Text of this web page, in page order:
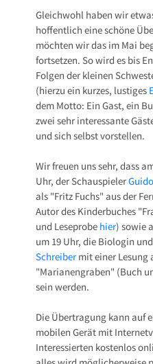
Gleichwohl haben wir
hoffentlich eine schöne
möchten wir das im Mai
fortsetzen. So wird es bis
Folgen der kleinen
(hierzu ein kurzes, lustiges
dem Motto: Ein Gast, ein
zwei sehr interessante
und sich selbst vorstellen.
Wir freuen uns sehr, dass
Uhr, der Schauspieler
als "Fritz Fuchs" aus der
Autor des Kinderbuches
und Leseprobe hier) sowie
um 19 Uhr, die Biologin
Schreiber mit einer Lesung
"Marianengraben" (Buch
sein werden.
Die Übertragung kann auf
mobilen Gerät mit
Interessierten kostenlos